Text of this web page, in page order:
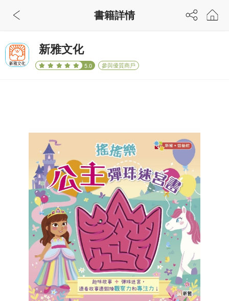
新雅文化
5.0 參與優質商戶
書籍詳情